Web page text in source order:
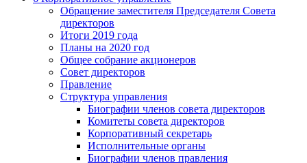
Обращение заместителя Председателя Совета
директоров
Итоги 2019 года
Планы на 2020 год
Общее собрание акционеров
Совет директоров
Правление
Структура управления
Биографии членов совета директоров
Комитеты совета директоров
Корпоративный секретарь
Исполнительные органы
Биографии членов правления